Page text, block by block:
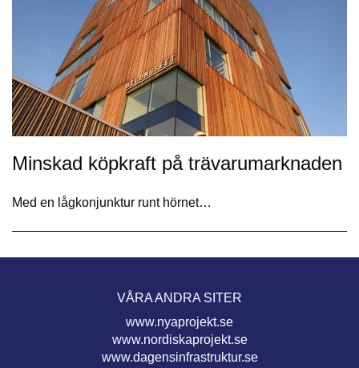
Minskad köpkraft på trävarumarknaden
Med en lågkonjunktur runt hörnet…
VÅRA ANDRA SITER
www.nyaprojekt.se
www.nordiskaprojekt.se
www.dagensinfrastruktur.se